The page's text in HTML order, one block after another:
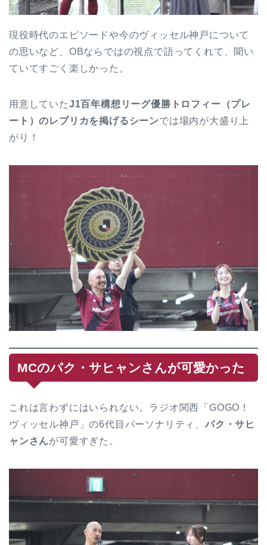
現役時代のエピソードや今のヴィッセル神戸について
の思いなど、OBならではの視点で語ってくれて、聞い
ていてすごく楽しかった。
用意していたJ1百年構想リーグ優勝トロフィー（プレ
ート）のレプリカを掲げるシーンでは場内が大盛り上
がり！
MCのパク・サヒャンさんが可愛かった
これは言わずにはいられない。ラジオ関西「GOGO！
ヴィッセル神戸」の6代目パーソナリティ、 パク・サヒ
ャンさんが可愛すぎた。